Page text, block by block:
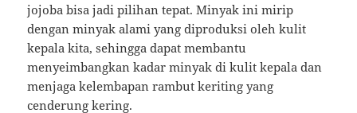
jojoba bisa jadi pilihan tepat. Minyak ini mirip
dengan minyak alami yang diproduksi oleh kulit
kepala kita, sehingga dapat membantu
menyeimbangkan kadar minyak di kulit kepala dan
menjaga kelembapan rambut keriting yang
cenderung kering.